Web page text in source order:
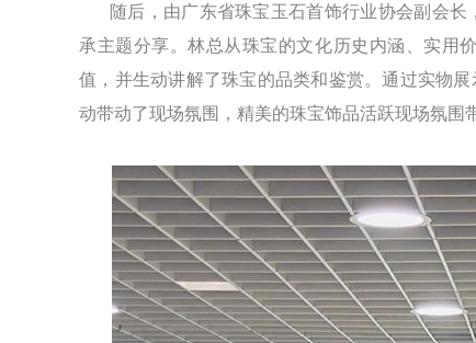
随后，由广东省珠宝玉石首饰行业协会副会
承主题分享。林总从珠宝的文化历史内涵、实用
值，并生动讲解了珠宝的品类和鉴赏。通过实物
动带动了现场氛围，精美的珠宝饰品活跃现场氛围